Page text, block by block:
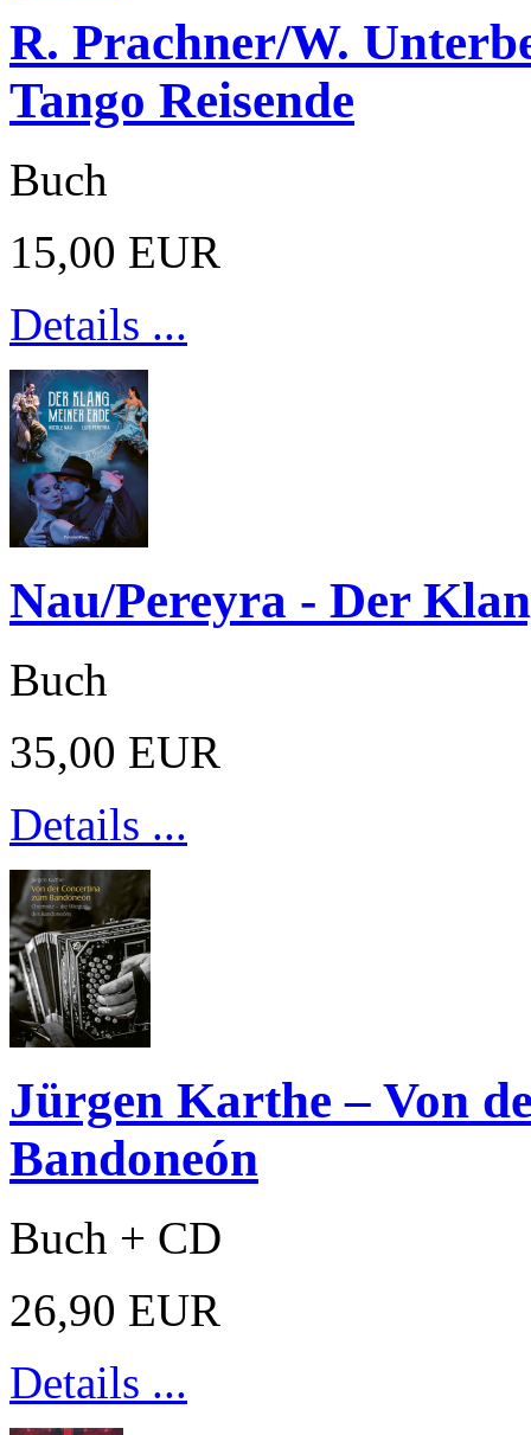
R. Prachner/W.
Tango Reisende
Buch
15,00 EUR
Details ...
Nau/Pereyra - Der
Buch
35,00 EUR
Details ...
Jürgen Karthe – Von
Bandoneón
Buch + CD
26,90 EUR
Details ...